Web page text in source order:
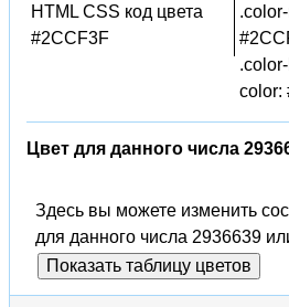
HTML CSS код цвета
#2CCF3F
color:
Цвет для данного числа
Здесь вы можете изменить
для данного числа 2936639
Показать таблицу цветов